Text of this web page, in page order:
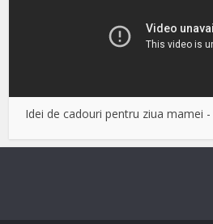
Idei de cadouri pentru ziua mamei